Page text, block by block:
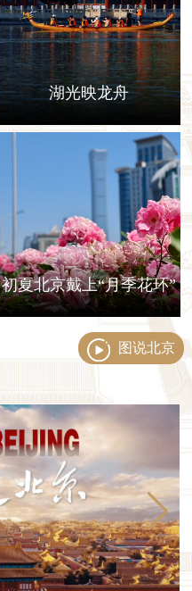
湖光映龙舟
初夏北京戴上“月季花环”
图说北京